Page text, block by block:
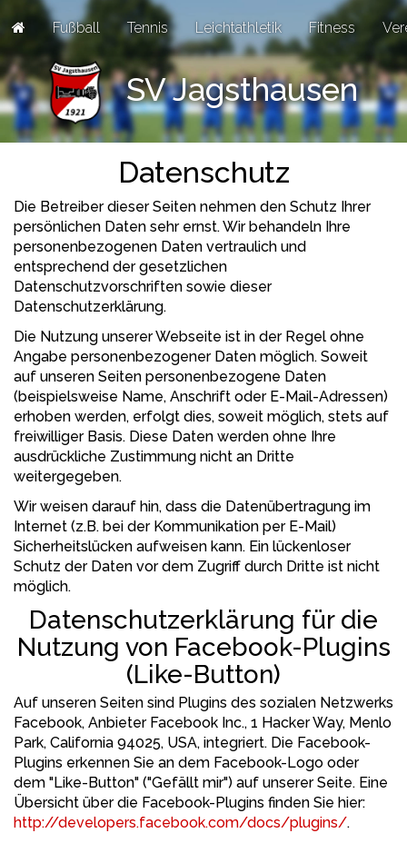
Fußball Tennis Leichtathletik Fitness
SV Jagsthausen
Datenschutz
Die Betreiber dieser Seiten nehmen den Schutz Ihrer
persönlichen Daten sehr ernst. Wir behandeln Ihre
personenbezogenen Daten vertraulich und
entsprechend der gesetzlichen
Datenschutzvorschriften sowie dieser
Datenschutzerklärung.
Die Nutzung unserer Webseite ist in der Regel ohne
Angabe personenbezogener Daten möglich. Soweit
auf unseren Seiten personenbezogene Daten
(beispielsweise Name, Anschrift oder E-Mail-Adressen)
erhoben werden, erfolgt dies, soweit möglich, stets auf
freiwilliger Basis. Diese Daten werden ohne Ihre
ausdrückliche Zustimmung nicht an Dritte
weitergegeben.
Wir weisen darauf hin, dass die Datenübertragung im
Internet (z.B. bei der Kommunikation per E-Mail)
Sicherheitslücken aufweisen kann. Ein lückenloser
Schutz der Daten vor dem Zugriff durch Dritte ist nicht
möglich.
Datenschutzerklärung für die
Nutzung von Facebook-Plugins
(Like-Button)
Auf unseren Seiten sind Plugins des sozialen Netzwerks
Facebook, Anbieter Facebook Inc., 1 Hacker Way, Menlo
Park, California 94025, USA, integriert. Die Facebook-
Plugins erkennen Sie an dem Facebook-Logo oder
dem "Like-Button" ("Gefällt mir") auf unserer Seite. Eine
Übersicht über die Facebook-Plugins finden Sie hier:
http://developers.facebook.com/docs/plugins/.